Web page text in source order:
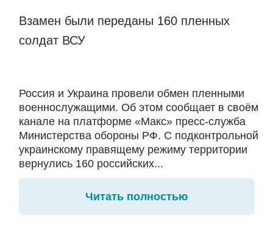
Взамен были переданы 160 пленных
солдат ВСУ
Россия и Украина провели обмен пленными
военнослужащими. Об этом сообщает в своём
канале на платформе «Макс» пресс-служба
Министерства обороны РФ. С подконтрольной
украинскому правящему режиму территории
вернулись 160 российских...
Читать полностью